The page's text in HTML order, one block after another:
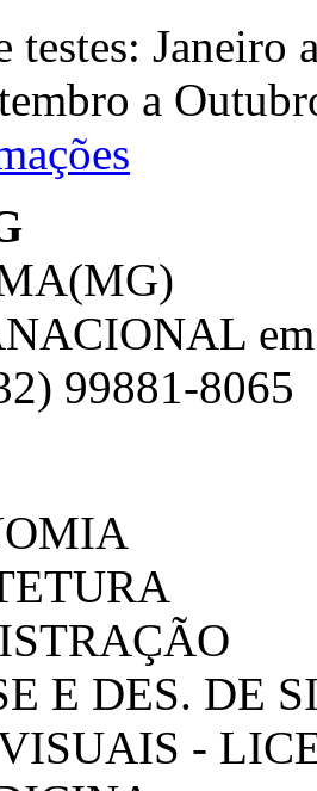
testes:
a
99881-8065
E DES. DE
-